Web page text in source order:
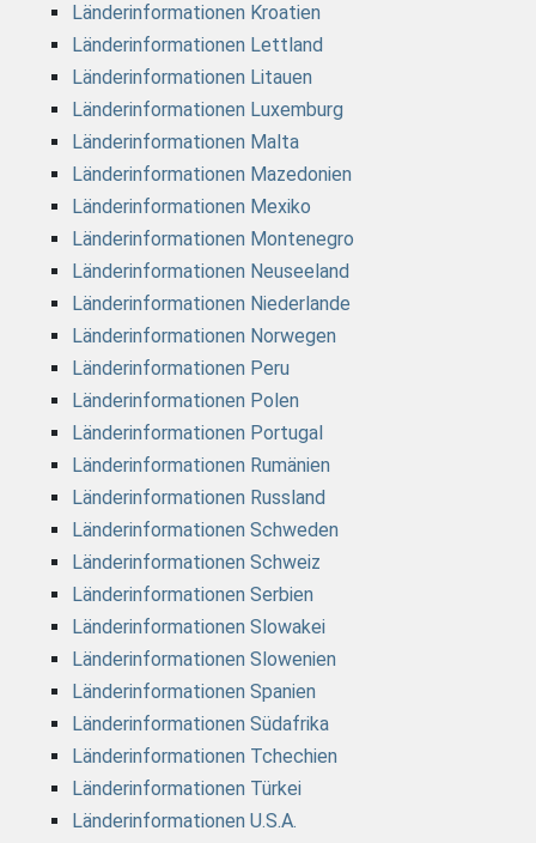
Länderinformationen Kroatien
Länderinformationen Lettland
Länderinformationen Litauen
Länderinformationen Luxemburg
Länderinformationen Malta
Länderinformationen Mazedonien
Länderinformationen Mexiko
Länderinformationen Montenegro
Länderinformationen Neuseeland
Länderinformationen Niederlande
Länderinformationen Norwegen
Länderinformationen Peru
Länderinformationen Polen
Länderinformationen Portugal
Länderinformationen Rumänien
Länderinformationen Russland
Länderinformationen Schweden
Länderinformationen Schweiz
Länderinformationen Serbien
Länderinformationen Slowakei
Länderinformationen Slowenien
Länderinformationen Spanien
Länderinformationen Südafrika
Länderinformationen Tchechien
Länderinformationen Türkei
Länderinformationen U.S.A.